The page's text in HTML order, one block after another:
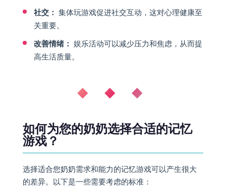
社交： 集体玩游戏促进社交互动，这对心理健康至
关重要。
改善情绪： 娱乐活动可以减少压力和焦虑，从而提
高生活质量。
◆ ◆ ◆
如何为您的奶奶选择合适的记忆
游戏？
选择适合您奶奶需求和能力的记忆游戏可以产生很大
的差异。以下是一些需要考虑的标准：